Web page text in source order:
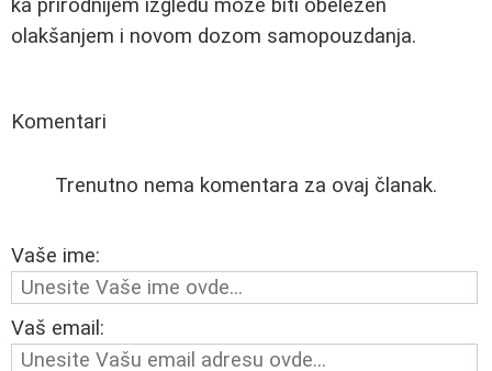
ka prirodnijem izgledu može biti obeležen
olakšanjem i novom dozom samopouzdanja.
Komentari
Trenutno nema komentara za ovaj članak.
Vaše ime:
Vaš email: